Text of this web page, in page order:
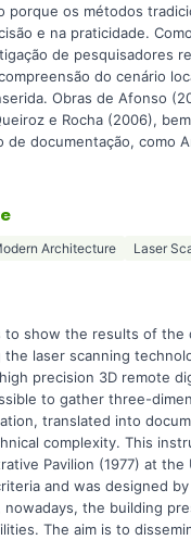
porque os métodos
e na praticidade.
de pesquisadores
do cenário
Obras de Afonso
e Rocha (2006),
de documentação, como
Architecture Laser
to show the results of the
the laser scanning
precision 3D remote
to gather three-
translated into
complexity. This
Pavilion (1977) at the
and was designed
nowadays, the building
The aim is to